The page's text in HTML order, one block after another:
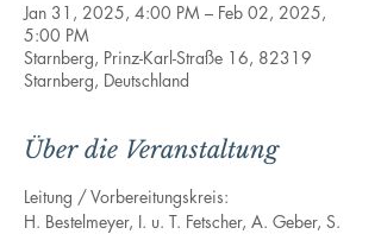
Jan 31, 2025, 4:00 PM – Feb 02, 2025,
5:00 PM
Starnberg, Prinz-Karl-Straße 16, 82319
Starnberg, Deutschland
Über die Veranstaltung
Leitung / Vorbereitungskreis:
H. Bestelmeyer, I. u. T. Fetscher, A. Geber, S.